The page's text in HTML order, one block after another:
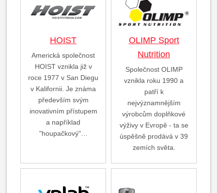
HOIST
Americká společnost
HOIST vznikla již v
roce 1977 v San Diegu
v Kalifornii. Je známa
především svým
inovativním přístupem
a například
"houpačkový"…
OLIMP Sport
Nutrition
Společnost OLIMP
vznikla roku 1990 a
patří k
nejvýznamnějším
výrobcům doplňkové
výživy v Evropě - ta se
úspěšně prodává v 39
zemích světa.